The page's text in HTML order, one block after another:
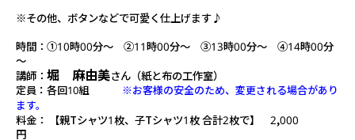
※その他、ボタンなどで可愛く仕上げます♪
時間：①10時00分～ ②11時00分～ ③13時00分～ ④14時00分
～
講師： 堀 麻由美さん（紙と布の工作室）
定員：各回10組
※お客様の安全のため、変更される場合があり
ます。
料金： 【親Tシャツ1枚、子Tシャツ1枚 合計2枚で】 2,000
円